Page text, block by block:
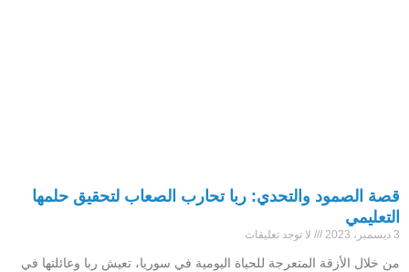
قصة الصمود والتحدي: ربا تحارب الصعاب لتحقيق حلمها
التعليمي
3 ديسمبر، 2023 لا توجد تعليقات
من خلال الأزقة المتعرجة للحياة اليومية في سوريا، تعيش ربا وعائلتها في